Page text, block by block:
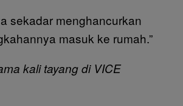
sekadar menghancurkan
masuk ke rumah.”
kali tayang di VICE